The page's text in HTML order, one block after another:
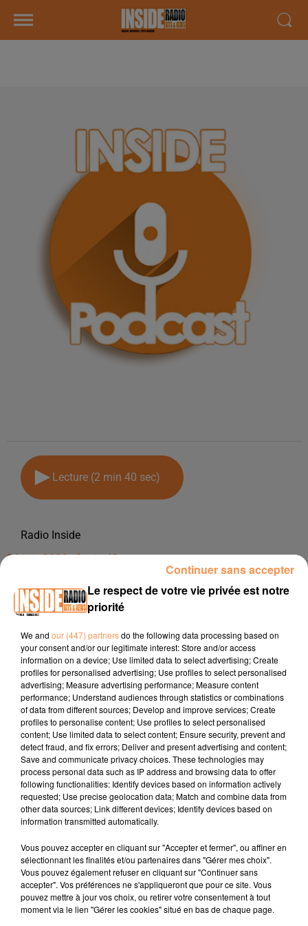
Lecture (2 min 40 sec)
Radio Inside
24 juin 2026 - 2 min 40 sec
TITRES DIFFUSÉS
14h22
14h22
SOPHIE ELLIS BEXTOR
Murder On The
Dancefloor
14h17
14h17
GIMS
Soleil
14h14
14h14
CHARLIE PUTH
Attention
Le respect de votre vie privée est notre
priorité
We and our (447) partnersdo the following data processing based on
your consent and/or our legitimate interest: Store and/or access
information on a device; Use limited data to select advertising; Create
profiles for personalised advertising; Use profiles to select personalised
advertising; Measure advertising performance; Measure content
performance; Understand audiences through statistics or combinations
of data from different sources; Develop and improve services; Create
profiles to personalise content; Use profiles to select personalised
content; Use limited data to select content; Ensure security, prevent and
detect fraud, and fix errors; Deliver and present advertising and content;
Save and communicate privacy choices. These technologies may
process personal data such as IP address and browsing data to offer
following functionalities: Identify devices based on information actively
requested; Use precise geolocation data; Match and combine data from
other data sources; Link different devices; Identify devices based on
information transmitted automatically.
Vous pouvez accepter en cliquant sur "Accepter et fermer", ou affiner en
sélectionnant les finalités et/ou partenaires dans "Gérer mes choix".
Vous pouvez également refuser en cliquant sur "Continuer sans
accepter". Vos préférences ne s'appliqueront que pour ce site. Vous
pouvez mettre à jour vos choix, ou retirer votre consentement à tout
moment via le lien "Gérer les cookies" situé en bas de chaque page.
Continuer sans accepter